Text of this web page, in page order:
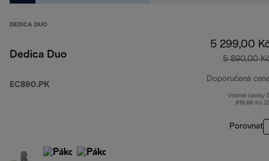
DEDICA DUO
Dedica Duo
EC890.PK
5 299,00
5 890,00
Doporučená
Včetně částky
919,66 Kč
Porovnat